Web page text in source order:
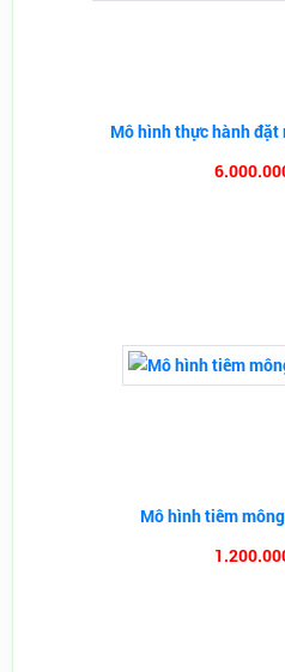
Mô hình thực hành
Mô hình tiêm